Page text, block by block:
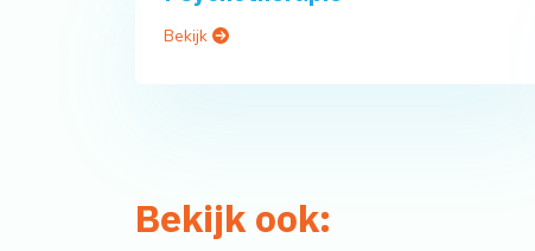
Bekijk
Bekijk ook: